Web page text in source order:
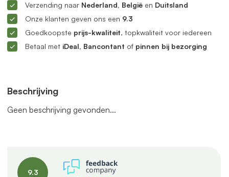
Beschrijving
Geen beschrijving gevonden...
9.3
Verzending naar Nederland, België en Duitsland
Onze klanten geven ons een 9.3
Goedkoopste prijs-kwaliteit, topkwaliteit voor iedereen
Betaal met iDeal, Bancontant of pinnen bij bezorging